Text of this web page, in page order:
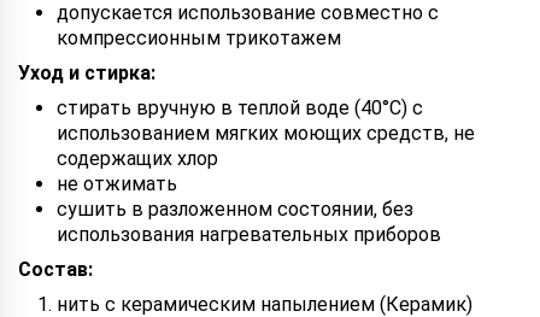
допускается использование совместно с
компрессионным трикотажем
Уход и стирка:
стирать вручную в теплой воде (40°С) с
использованием мягких моющих средств, не
содержащих хлор
не отжимать
сушить в разложенном состоянии, без
использования нагревательных приборов
Состав:
нить с керамическим напылением (Керамик)